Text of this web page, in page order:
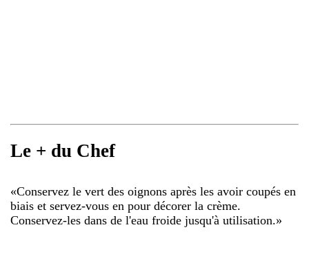
Le + du Chef
«Conservez le vert des oignons après les avoir coupés en
biais et servez-vous en pour décorer la crème.
Conservez-les dans de l'eau froide jusqu'à utilisation.»